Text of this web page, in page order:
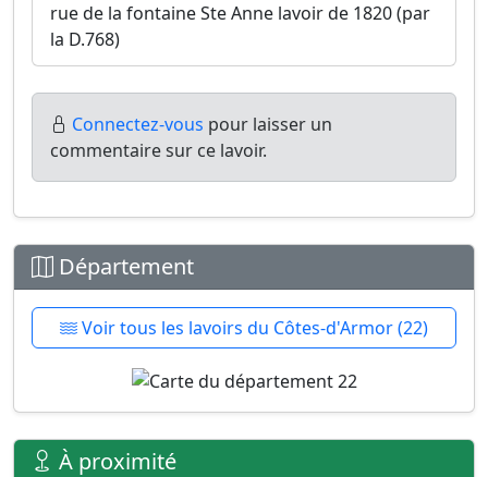
rue de la fontaine Ste Anne lavoir de 1820 (par
la D.768)
Connectez-vous pour laisser un
commentaire sur ce lavoir.
Département
Voir tous les lavoirs du Côtes-d'Armor (22)
À proximité